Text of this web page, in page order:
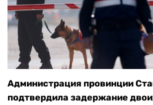
Администрация провинции
подтвердила задержание